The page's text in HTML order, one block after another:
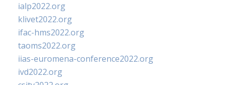
ialp2022.org
klivet2022.org
ifac-hms2022.org
taoms2022.org
iias-euromena-conference2022.org
ivd2022.org